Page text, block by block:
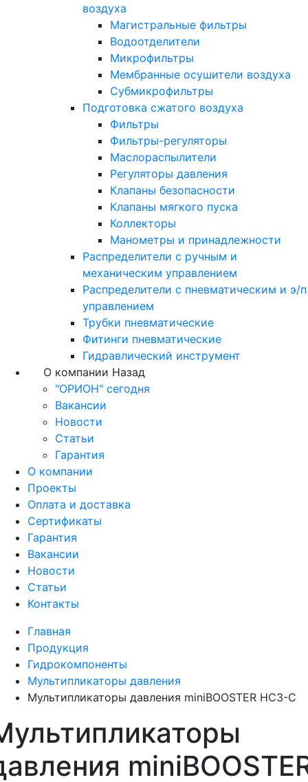
воздуха
Магистральные фильтры
Водоотделители
Микрофильтры
Мембранные осушители воздуха
Субмикрофильтры
Подготовка сжатого воздуха
Фильтры
Фильтры-регуляторы
Маслораспылители
Регуляторы давления
Клапаны безопасности
Клапаны мягкого пуска
Коллекторы
Манометры и принадлежности
Распределители с ручным и
механическим управлением
Распределители с пневматическим и э/п
управлением
Трубки пневматические
Фитинги пневматические
Гидравлический инструмент
О компании Назад
"ОРИОН" сегодня
Вакансии
Новости
Статьи
Гарантия
О компании
Проекты
Оплата и доставка
Сертификаты
Гарантия
Вакансии
Новости
Статьи
Контакты
Главная
Продукция
Гидрокомпоненты
Мультипликаторы давления
Мультипликаторы давления miniBOOSTER HC3-C